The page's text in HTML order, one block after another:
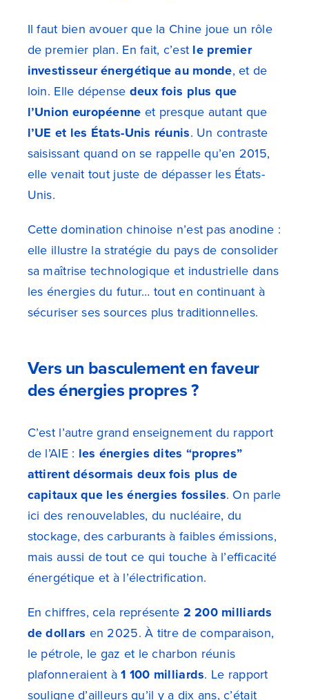
Il faut bien avouer que la Chine joue un rôle
de premier plan. En fait, c’est le premier
investisseur énergétique au monde, et de
loin. Elle dépense deux fois plus que
l’Union européenne et presque autant que
l’UE et les États-Unis réunis. Un contraste
saisissant quand on se rappelle qu’en 2015,
elle venait tout juste de dépasser les États-
Unis.
Cette domination chinoise n’est pas anodine :
elle illustre la stratégie du pays de consolider
sa maîtrise technologique et industrielle dans
les énergies du futur… tout en continuant à
sécuriser ses sources plus traditionnelles.
Vers un basculement en faveur
des énergies propres ?
C’est l’autre grand enseignement du rapport
de l’AIE : les énergies dites “propres”
attirent désormais deux fois plus de
capitaux que les énergies fossiles. On parle
ici des renouvelables, du nucléaire, du
stockage, des carburants à faibles émissions,
mais aussi de tout ce qui touche à l’efficacité
énergétique et à l’électrification.
En chiffres, cela représente 2 200 milliards
de dollars en 2025. À titre de comparaison,
le pétrole, le gaz et le charbon réunis
plafonneraient à1 100 milliards. Le rapport
souligne d’ailleurs qu’il y a dix ans, c’était